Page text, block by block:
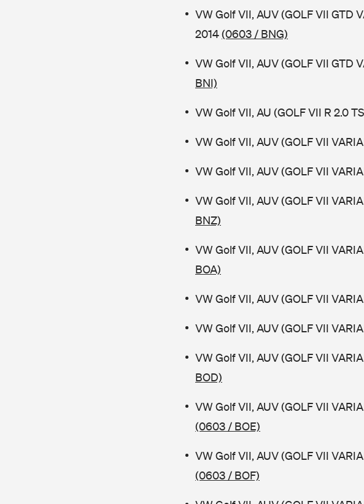
VW Golf VII, AUV (GOLF VII GTD
2014(0603 / BNG)
VW Golf VII, AUV (GOLF VII GTD
BNI)
VW Golf VII, AU (GOLF VII R 2.0
VW Golf VII, AUV (GOLF VII
VW Golf VII, AUV (GOLF VII
VW Golf VII, AUV (GOLF VII
BNZ)
VW Golf VII, AUV (GOLF VII
BOA)
VW Golf VII, AUV (GOLF VII
VW Golf VII, AUV (GOLF VII
VW Golf VII, AUV (GOLF VII
BOD)
VW Golf VII, AUV (GOLF VII
(0603 / BOE)
VW Golf VII, AUV (GOLF VII
(0603 / BOF)